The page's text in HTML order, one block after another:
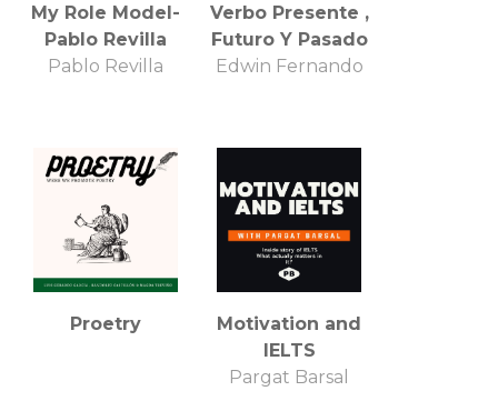
My Role Model-
Pablo Revilla
Pablo Revilla
Verbo Presente ,
Futuro Y Pasado
Edwin Fernando
Proetry
Motivation and
IELTS
Pargat Barsal